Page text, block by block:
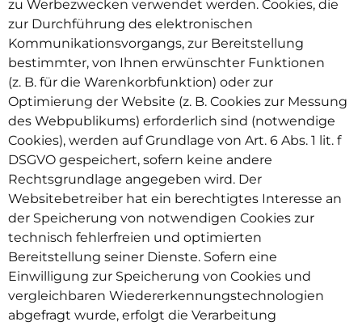
zu Werbezwecken verwendet werden. Cookies, die
zur Durchführung des elektronischen
Kommunikationsvorgangs, zur Bereitstellung
bestimmter, von Ihnen erwünschter Funktionen
(z. B. für die Warenkorbfunktion) oder zur
Optimierung der Website (z. B. Cookies zur Messung
des Webpublikums) erforderlich sind (notwendige
Cookies), werden auf Grundlage von Art. 6 Abs. 1 lit. f
DSGVO gespeichert, sofern keine andere
Rechtsgrundlage angegeben wird. Der
Websitebetreiber hat ein berechtigtes Interesse an
der Speicherung von notwendigen Cookies zur
technisch fehlerfreien und optimierten
Bereitstellung seiner Dienste. Sofern eine
Einwilligung zur Speicherung von Cookies und
vergleichbaren Wiedererkennungstechnologien
abgefragt wurde, erfolgt die Verarbeitung